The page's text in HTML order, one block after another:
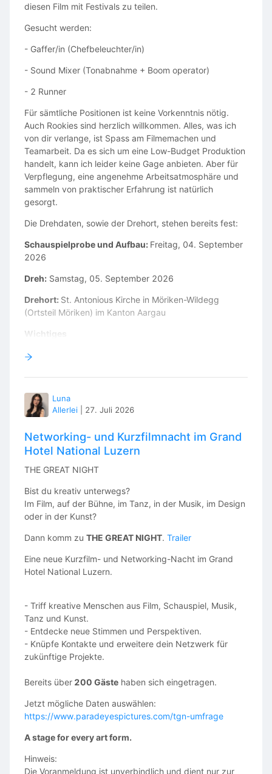
diesen Film mit Festivals zu teilen.
Gesucht werden:
- Gaffer/in (Chefbeleuchter/in)
- Sound Mixer (Tonabnahme + Boom operator)
- 2 Runner
Für sämtliche Positionen ist keine Vorkenntnis nötig.
Auch Rookies sind herzlich willkommen. Alles, was ich
von dir verlange, ist Spass am Filmemachen und
Teamarbeit. Da es sich um eine Low-Budget Produktion
handelt, kann ich leider keine Gage anbieten. Aber für
Verpflegung, eine angenehme Arbeitsatmosphäre und
sammeln von praktischer Erfahrung ist natürlich
gesorgt.
Die Drehdaten, sowie der Drehort, stehen bereits fest:
Schauspielprobe und Aufbau: Freitag, 04. September
2026
Dreh: Samstag, 05. September 2026
Drehort: St. Antonious Kirche in Möriken-Wildegg
(Ortsteil Möriken) im Kanton Aargau
Wichtiges
Wir werden in einer Kirche drehen, daher sind wir an
mit dem Raum (Nicht schreien, nicht fluchen). Der
Boden ist etwas heikel, daher werden wir Malerfolie
auslegen, bevor wir die Stative aufbauen. Ausserdem ist
angemessene Kleidung erwünscht, d.h. nicht zu knapp
und im Innenraum keine Hüte. In der Kirche selbst darf
nicht geraucht oder gegessen werden (Wasser trinken
ist erlaubt).
doch bei mir mit folgenden Angaben:
- Vollständiger Name
- Alter
- Handynummer
- Gewünschte Position
- Portfolio (falls vorhanden)
Kontakt: vivienne.haeberli@hotmail.com
Luna
Allerlei
27. Juli 2026
Networking- und Kurzfilmnacht im Grand
Hotel National Luzern
THE GREAT NIGHT
Bist du kreativ unterwegs?
Im Film, auf der Bühne, im Tanz, in der Musik, im Design
oder in der Kunst?
Dann komm zu THE GREAT NIGHT. Trailer
Eine neue Kurzfilm- und Networking-Nacht im Grand
Hotel National Luzern.
- Triff kreative Menschen aus Film, Schauspiel, Musik,
Tanz und Kunst.
- Entdecke neue Stimmen und Perspektiven.
- Knüpfe Kontakte und erweitere dein Netzwerk für
zukünftige Projekte.
Bereits über 200 Gäste haben sich eingetragen.
Jetzt mögliche Daten auswählen:
https://www.paradeyespictures.com/tgn-umfrage
A stage for every art form.
Hinweis:
Die Voranmeldung ist unverbindlich und dient nur zur